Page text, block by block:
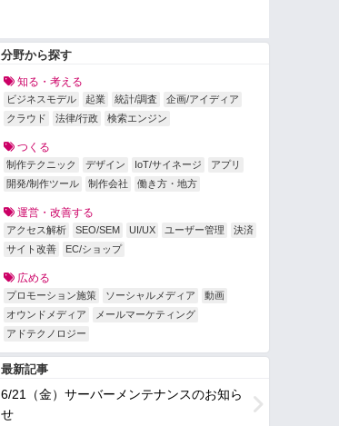
分野から探す
知る・考える
ビジネスモデル 起業 統計/調査
企画/アイディア
クラウド
法律/行政 検索エンジン
つくる
制作テクニック デザイン IoT/サイネージ
アプリ
開発/制作ツール
制作会社 働き方・地方
運営・改善する
アクセス解析 SEO/SEM UI/UX ユーザー管理
決済
サイト改善
EC/ショップ
広める
プロモーション施策 ソーシャルメディア
動画
オウンドメディア
メールマーケティング
アドテクノロジー
最新記事
6/21（金）サーバーメンテナンスのお知ら
せ